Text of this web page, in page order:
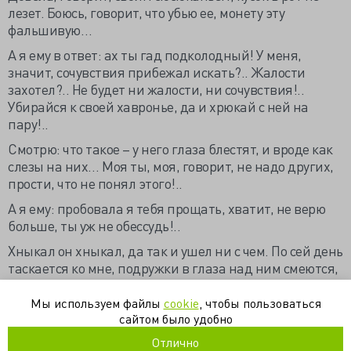
лезет. Боюсь, говорит, что убью ее, монету эту
фальшивую…
А я ему в ответ: ах ты гад подколодный! У меня,
значит, сочувствия прибежал искать?.. Жалости
захотел?.. Не будет ни жалости, ни сочувствия!..
Убирайся к своей хавронье, да и хрюкай с ней на
пару!..
Смотрю: что такое – у него глаза блестят, и вроде как
слезы на них… Моя ты, моя, говорит, не надо других,
прости, что не понял этого!..
А я ему: пробовала я тебя прощать, хватит, не верю
больше, ты уж не обессудь!..
Хныкал он хныкал, да так и ушел ни с чем. По сей день
таскается ко мне, подружки в глаза над ним смеются,
а ему хоть бы что!..
Лидия Семеновна рассказала мне все это в
электричке на Невскую Дубровку. В поездах людей,
бывает, тянет на откровенность…
Мы используем файлы cookie , чтобы пользоваться
сайтом было удобно
Отлично